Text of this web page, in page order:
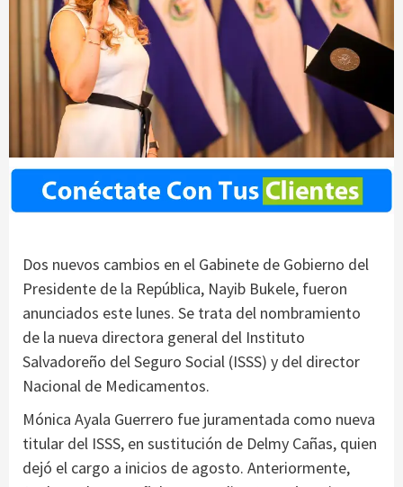
Dos nuevos cambios en el Gabinete de Gobierno del
Presidente de la República, Nayib Bukele, fueron
anunciados este lunes. Se trata del nombramiento
de la nueva directora general del Instituto
Salvadoreño del Seguro Social (ISSS) y del director
Nacional de Medicamentos.
Mónica Ayala Guerrero fue juramentada como nueva
titular del ISSS, en sustitución de Delmy Cañas, quien
dejó el cargo a inicios de agosto. Anteriormente,